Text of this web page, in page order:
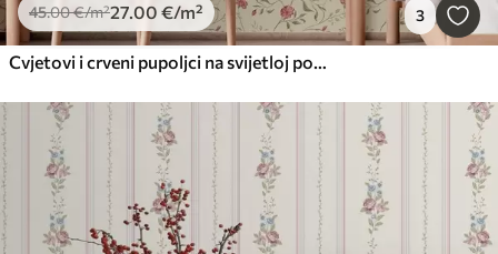
45.00€/m²27.00 €/m² 3
Cvjetovi i crveni pupoljci na svijetloj pozadini